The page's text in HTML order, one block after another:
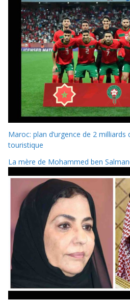
Maroc: plan d’urgence de 2
touristique
La mère de Mohammed ben